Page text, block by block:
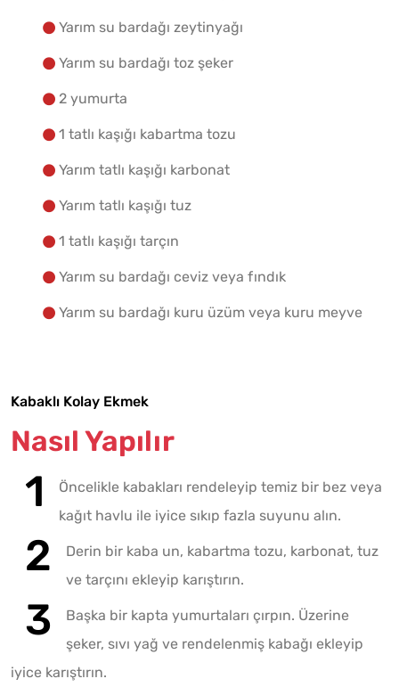
Yarım su bardağı zeytinyağı
Yarım su bardağı toz şeker
2 yumurta
1 tatlı kaşığı kabartma tozu
Yarım tatlı kaşığı karbonat
Yarım tatlı kaşığı tuz
1 tatlı kaşığı tarçın
Yarım su bardağı ceviz veya fındık
Yarım su bardağı kuru üzüm veya kuru meyve
Kabaklı Kolay Ekmek
Nasıl Yapılır
Öncelikle kabakları rendeleyip temiz bir bez veya
kağıt havlu ile iyice sıkıp fazla suyunu alın.
Derin bir kaba un, kabartma tozu, karbonat, tuz
ve tarçını ekleyip karıştırın.
Başka bir kapta yumurtaları çırpın. Üzerine
şeker, sıvı yağ ve rendelenmiş kabağı ekleyip
iyice karıştırın.